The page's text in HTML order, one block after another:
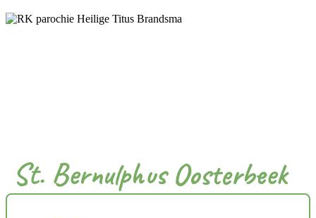
St. Bernulphus Oosterbeek